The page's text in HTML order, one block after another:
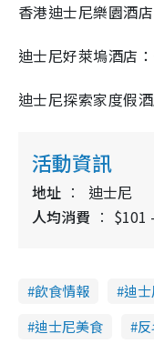
香港迪士尼樂園酒
迪士尼好萊塢酒店
迪士尼探索家度假
活動資訊
地址
迪士尼
人均消費
$101
飲食情報 迪
迪士尼美食